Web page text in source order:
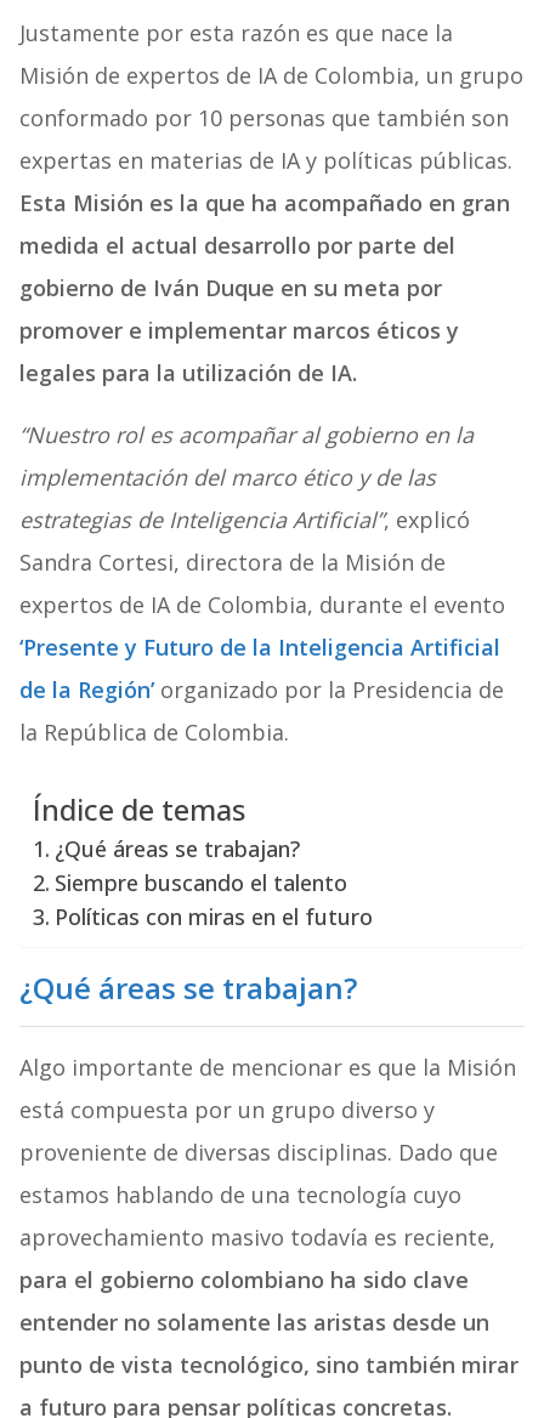
Justamente por esta razón es que nace la
Misión de expertos de IA de Colombia, un grupo
conformado por 10 personas que también son
expertas en materias de IA y políticas públicas.
Esta Misión es la que ha acompañado en gran
medida el actual desarrollo por parte del
gobierno de Iván Duque en su meta por
promover e implementar marcos éticos y
legales para la utilización de IA.
“Nuestro rol es acompañar al gobierno en la
implementación del marco ético y de las
estrategias de Inteligencia Artificial”, explicó
Sandra Cortesi, directora de la Misión de
expertos de IA de Colombia, durante el evento
‘Presente y Futuro de la Inteligencia Artificial
de la Región’organizado por la Presidencia de
la República de Colombia.
Índice de temas
¿Qué áreas se trabajan?
Siempre buscando el talento
Políticas con miras en el futuro
¿Qué áreas se trabajan?
Algo importante de mencionar es que la Misión
está compuesta por un grupo diverso y
proveniente de diversas disciplinas. Dado que
estamos hablando de una tecnología cuyo
aprovechamiento masivo todavía es reciente,
para el gobierno colombiano ha sido clave
entender no solamente las aristas desde un
punto de vista tecnológico, sino también mirar
a futuro para pensar políticas concretas.